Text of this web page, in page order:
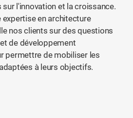
l'innovation et la croissance.
en architecture
nos clients sur des questions
de développement
permettre de mobiliser les
à leurs objectifs.